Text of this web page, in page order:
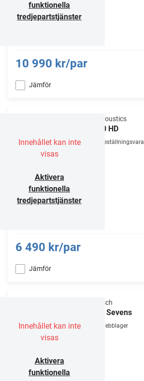
funktionella
tredjepartstjänster
10 990 kr/par
Jämför
Innehållet kan inte
visas
Aktivera
funktionella
tredjepartstjänster
Q Acoustics
M20 HD
Beställningsvara
6 490 kr/par
Jämför
Innehållet kan inte
visas
Aktivera
funktionella
Klipsch
The Sevens
Webblager